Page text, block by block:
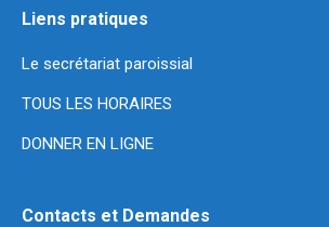
Liens pratiques
Le secrétariat paroissial
TOUS LES HORAIRES
DONNER EN LIGNE
Contacts et Demandes